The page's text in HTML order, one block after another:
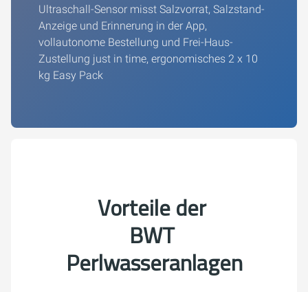
Ultraschall-Sensor misst Salzvorrat, Salzstand-
Anzeige und Erinnerung in der App,
vollautonome Bestellung und Frei-Haus-
Zustellung just in time, ergonomisches 2 x 10
kg Easy Pack
Vorteile der
BWT
Perlwasseranlagen